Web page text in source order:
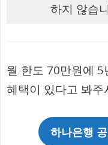
하지 않습
월 한도 70만원에
혜택이 있다고 봐주
하나은행